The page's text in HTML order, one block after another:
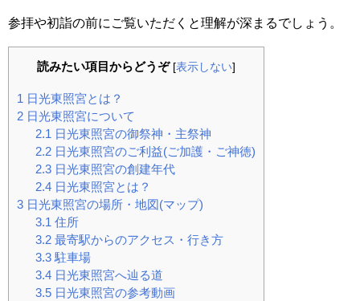
参拝や初詣の前にご覧いただくと理解が深まるでしょう。
読みたい項目からどうぞ [表示しない]
1 日光東照宮とは？
2 日光東照宮について
2.1日光東照宮の御祭神・主祭神
2.2日光東照宮のご利益(ご加護・ご神徳)
2.3日光東照宮の創建年代
2.4日光東照宮とは？
3 日光東照宮の場所・地図(マップ)
3.1住所
3.2最寄駅からのアクセス・行き方
3.3駐車場
3.4日光東照宮へ辿る道
3.5日光東照宮の参考動画